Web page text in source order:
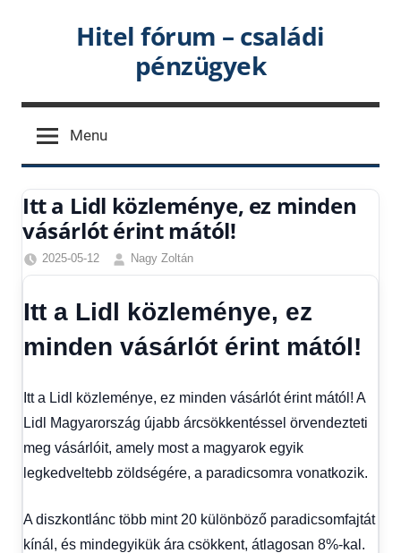
Hitel fórum – családi
pénzügyek
Menu
Itt a Lidl közleménye, ez minden
vásárlót érint mától!
2025-05-12
Nagy Zoltán
Egyéb,
hírek,
Gazdaság
Hírek,
1
kézből
fórum
Itt a Lidl közleménye, ez
minden vásárlót érint mától!
Itt a Lidl közleménye, ez minden vásárlót érint mától! A
Lidl Magyarország újabb árcsökkentéssel örvendezteti
meg vásárlóit, amely most a magyarok egyik
legkedveltebb zöldségére, a paradicsomra vonatkozik.
A diszkontlánc több mint 20 különböző paradicsomfajtát
kínál, és mindegyikük ára csökkent, átlagosan 8%-kal.